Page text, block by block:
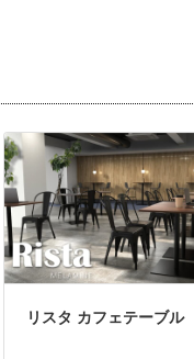
リスタ カフェテーブル